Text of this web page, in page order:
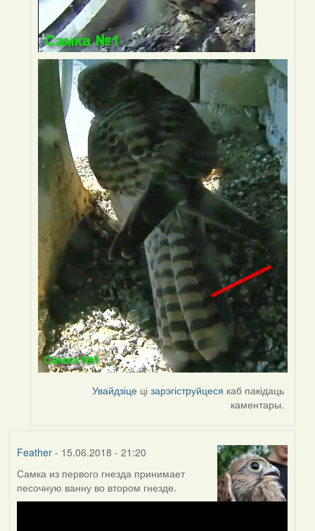
Увайдзіце цізарэгіструйцеся каб пакідаць
каментары.
Feather- 15.06.2018 - 21:20
Самка из первого гнезда принимает
песочную ванну во втором гнезде.